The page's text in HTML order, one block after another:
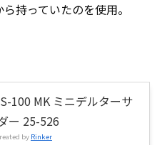
持っていたのを使用。
100 MK ミニデルターサ
ー 25-526
by Rinker